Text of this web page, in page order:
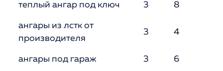
теплый ангар под ключ 3 8
ангары из лстк от
производителя
3 4
ангары под гараж 3 6